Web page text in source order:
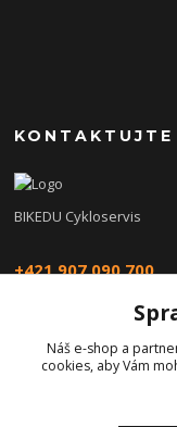
KONTAKTUJTE
BIKEDU Cykloservis
+421 907 090 700
Náš e-shop a
cookies, aby Vám